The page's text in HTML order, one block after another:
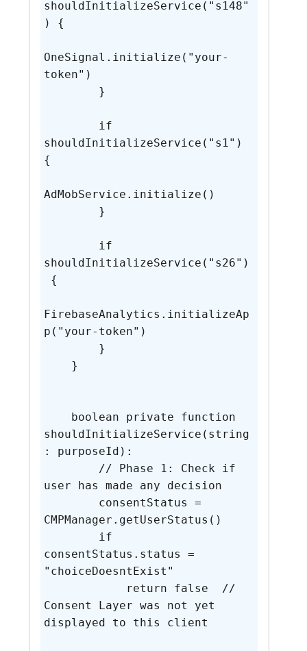
shouldInitializeService("s148"
) {
OneSignal.initialize("your-
token")
shouldInitializeService("s1")
{
AdMobService.initialize()
shouldInitializeService("s26")
{
FirebaseAnalytics.initializeAp
p("your-token")
shouldInitializeService(string
: purposeId):
user has made any decision
CMPManager.getUserStatus()
consentStatus.status =
"choiceDoesntExist"
Consent Layer was not yet
displayed to this client